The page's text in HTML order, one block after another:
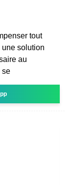
tout
solution
au
se